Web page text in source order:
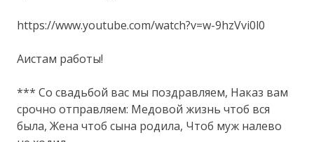
https://www.youtube.com/watch?v=w-9hzVvi0l0
Аистам работы!
*** Со свадьбой вас мы поздравляем, Наказ вам
срочно отправляем: Медовой жизнь чтоб вся
была, Жена чтоб сына родила, Чтоб муж налево